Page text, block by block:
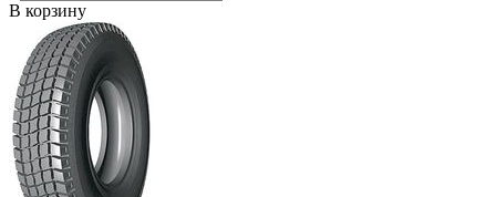
В корзину